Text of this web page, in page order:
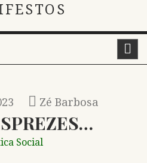
Zé Barbosa
Social